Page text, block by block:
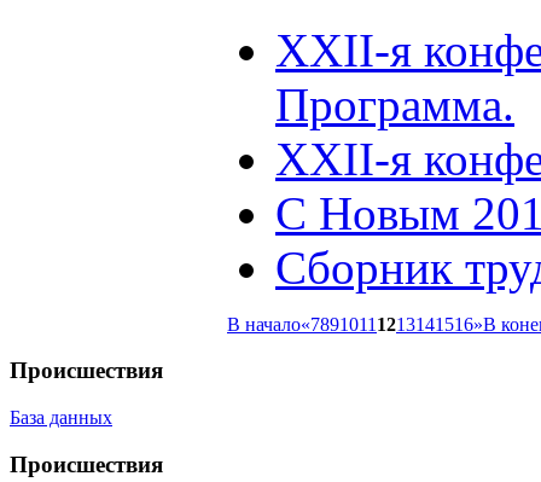
XXII-я
Программа.
XXII-я
С Новым
Сборник
В начало«7891011 1213141516»В
Происшествия
База данных
Происшествия